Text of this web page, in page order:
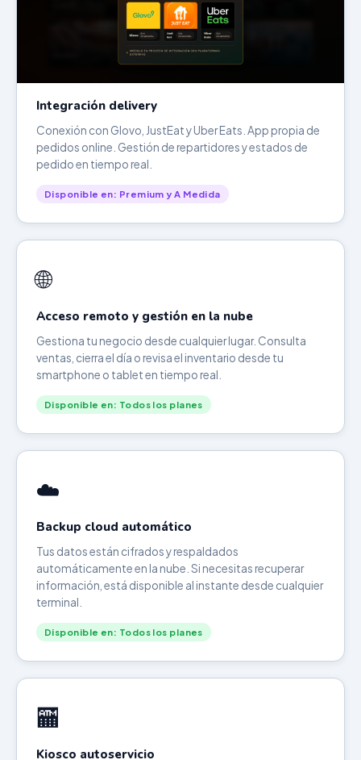
Integración delivery
Conexión con Glovo, JustEat y Uber Eats. App propia de
pedidos online. Gestión de repartidores y estados de
pedido en tiempo real.
Disponible en: Premium y A Medida
🌐
Acceso remoto y gestión en la nube
Gestiona tu negocio desde cualquier lugar. Consulta
ventas, cierra el día o revisa el inventario desde tu
smartphone o tablet en tiempo real.
Disponible en: Todos los planes
☁️
Backup cloud automático
Tus datos están cifrados y respaldados
automáticamente en la nube. Si necesitas recuperar
información, está disponible al instante desde cualquier
terminal.
Disponible en: Todos los planes
🏧
Kiosco autoservicio